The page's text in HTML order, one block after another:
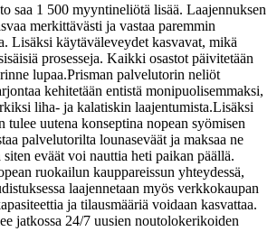
saa 1 500 myyntineliötä lisää. Laajennuksen
merkittävästi ja vastaa paremmin
Lisäksi käytäväleveydet kasvavat, mikä
prosesseja. Kaikki osastot päivitetään
lupaa.Prisman palvelutorin neliöt
kehitetään entistä monipuolisemmaksi,
liha- ja kalatiskin laajentumista.Lisäksi
tulee uutena konseptina nopean syömisen
palvelutorilta lounaseväät ja maksaa ne
eväät voi nauttia heti paikan päällä.
ruokailun kauppareissun yhteydessä,
laajennetaan myös verkkokaupan
ja tilausmääriä voidaan kasvattaa.
jatkossa 24/7 uusien noutolokerikoiden